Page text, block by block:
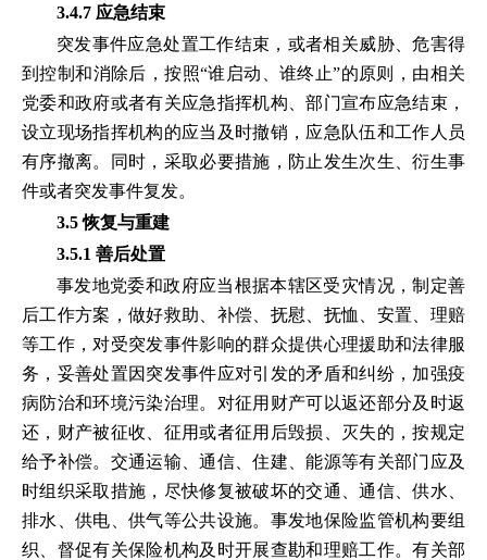
3.4.7 应急结束
突发事件应急处置工作结束，或者相关威胁、危害得
到控制和消除后，按照“谁启动、谁终止”的原则，由相关
党委和政府或者有关应急指挥机构、部门宣布应急结束，
设立现场指挥机构的应当及时撤销，应急队伍和工作人员
有序撤离。同时，采取必要措施，防止发生次生、衍生事
件或者突发事件复发。
3.5 恢复与重建
3.5.1 善后处置
事发地党委和政府应当根据本辖区受灾情况，制定善
后工作方案，做好救助、补偿、抚慰、抚恤、安置、理赔
等工作，对受突发事件影响的群众提供心理援助和法律服
务，妥善处置因突发事件应对引发的矛盾和纠纷，加强疫
病防治和环境污染治理。对征用财产可以返还部分及时返
还，财产被征收、征用或者征用后毁损、灭失的，按规定
给予补偿。交通运输、通信、住建、能源等有关部门应及
时组织采取措施，尽快修复被破坏的交通、通信、供水、
排水、供电、供气等公共设施。事发地保险监管机构要组
织、督促有关保险机构及时开展查勘和理赔工作。有关部